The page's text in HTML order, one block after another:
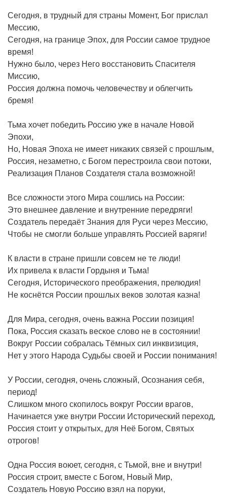
Сегодня, в трудный для страны Момент, Бог прислал
Мессию,
Сегодня, на границе Эпох, для России самое трудное
время!
Нужно было, через Него восстановить Спасителя
Миссию,
Россия должна помочь человечеству и облегчить
бремя!
Тьма хочет победить Россию уже в начале Новой
Эпохи,
Но, Новая Эпоха не имеет никаких связей с прошлым,
Россия, незаметно, с Богом перестроила свои потоки,
Реализация Планов Создателя стала возможной!
Все сложности этого Мира сошлись на России:
Это внешнее давление и внутренние передряги!
Создатель передаёт Знания для Руси через Мессию,
Чтобы не смогли больше управлять Россией варяги!
К власти в стране пришли совсем не те люди!
Их привела к власти Гордыня и Тьма!
Сегодня, Исторического преображения, прелюдия!
Не коснётся России прошлых веков золотая казна!
Для Мира, сегодня, очень важна России позиция!
Пока, Россия сказать веское слово не в состоянии!
Вокруг России собралась Тёмных сил инквизиция,
Нет у этого Народа Судьбы своей и России понимания!
У России, сегодня, очень сложный, Осознания себя,
период!
Слишком много скопилось вокруг России врагов,
Начинается уже внутри России Исторический переход,
Россия стоит у открытых, для Неё Богом, Святых
отрогов!
Одна Россия воюет, сегодня, с Тьмой, вне и внутри!
Россия строит, вместе с Богом, Новый Мир,
Создатель Новую Россию взял на поруки,